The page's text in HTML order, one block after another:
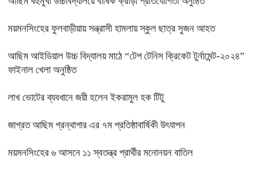
ময়মনসিংহের ফুলবাড়ীয়ায় সন্ত্রাসী হামলায় স্কুল ছাত্র সুজন আহত
আছিম আইডিয়াল উচ্চ বিদ্যালয় মাঠে “টেপ টেনিস ক্রিকেট টুর্নামেন্ট-২০২৪”
ফাইনাল খেলা অনুষ্ঠিত
লাখ ভোটের ব্যবধানে জয়ী হলেন ইকরামুল হক টিটু
জাগ্রত আছিম গ্রন্থাগার এর ৭ম প্রতিষ্ঠাবার্ষিকী উৎযাপন
ময়মনসিংহের ৬ আসনে ১১ স্বতন্ত্র প্রার্থীর মনোনয়ন বাতিল